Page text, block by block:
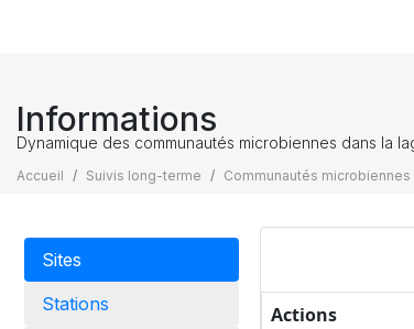
Informations
Dynamique des communautés microbiennes dans la
Accueil Suivis long-terme Communautés microbiennes
Sites
Stations
Actions